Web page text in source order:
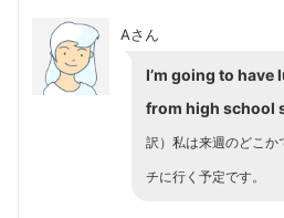
Aさん
I’m going to
from high school
訳）私は来週のどこか
チに行く予定です。